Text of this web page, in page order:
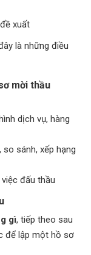
xuất
là những điều
mời thầu
dịch vụ, hàng
sánh, xếp hạng
đấu thầu
gì, tiếp theo sau
để lập một hồ sơ